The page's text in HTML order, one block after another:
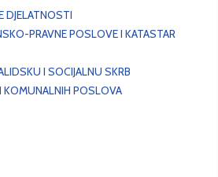
DJELATNOSTI
PRAVNE POSLOVE I KATASTAR
I SOCIJALNU SKRB
KOMUNALNIH POSLOVA